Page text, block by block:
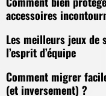
accessoires
Les meilleurs jeux
l’esprit d’équipe
Comment migrer
(et inversement) ?